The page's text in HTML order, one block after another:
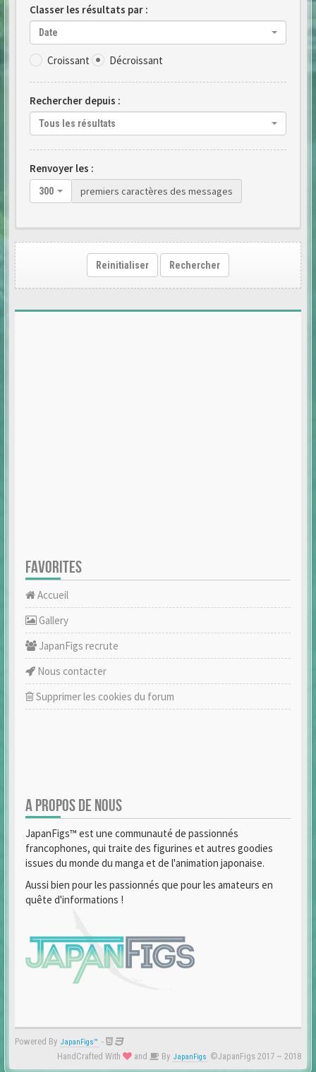
Classer les résultats par :
Date
Croissant Décroissant
Rechercher depuis :
Tous les résultats
Renvoyer les :
300 premiers caractères des messages
Reinitialiser Rechercher
FAVORITES
Accueil
Gallery
JapanFigs recrute
Nous contacter
Supprimer les cookies du forum
A PROPOS DE NOUS
JapanFigs™ est une communauté de passionnés
francophones, qui traite des figurines et autres goodies
issues du monde du manga et de l'animation japonaise.
Aussi bien pour les passionnés que pour les amateurs en
quête d'informations !
Powered By JapanFigs™ -
HandCrafted With
and By JapanFigs ©JapanFigs 2017 ~ 2018